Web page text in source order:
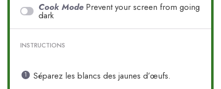
Cook Mode Prevent your screen from going
dark
INSTRUCTIONS
Séparez les blancs des jaunes d’œufs.